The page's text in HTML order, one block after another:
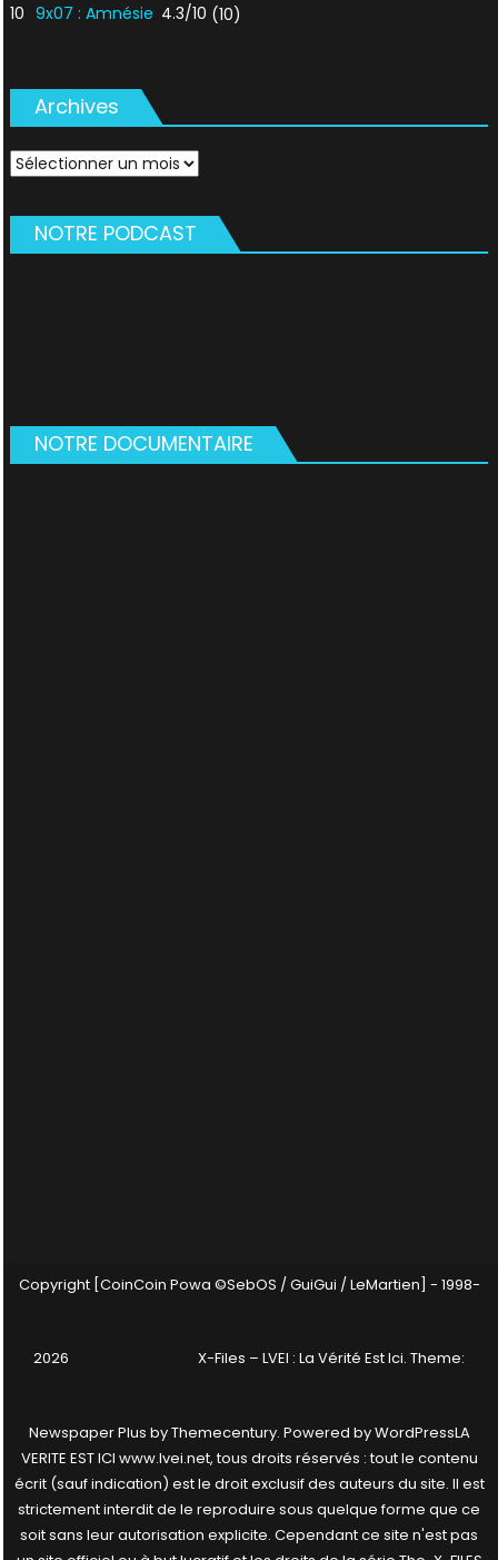
10 9x07 : Amnésie 4.3/10 (10)
Archives
Archives
NOTRE PODCAST
NOTRE DOCUMENTAIRE
Copyright [CoinCoin Powa ©SebOS / GuiGui / LeMartien] - 1998-
2026 X-Files – LVEI : La Vérité Est Ici. Theme:
Newspaper Plus byThemecentury. Powered byWordPressLA
VERITE EST ICI www.lvei.net, tous droits réservés : tout le contenu
écrit (sauf indication) est le droit exclusif des auteurs du site. Il est
strictement interdit de le reproduire sous quelque forme que ce
soit sans leur autorisation explicite. Cependant ce site n'est pas